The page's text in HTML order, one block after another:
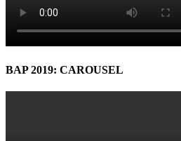
BAP 2019: CAROUSEL